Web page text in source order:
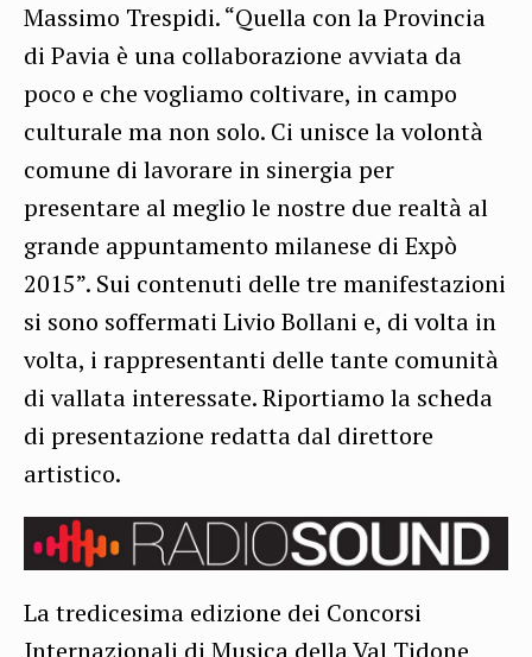
Massimo Trespidi. “Quella con la Provincia
di Pavia è una collaborazione avviata da
poco e che vogliamo coltivare, in campo
culturale ma non solo. Ci unisce la volontà
comune di lavorare in sinergia per
presentare al meglio le nostre due realtà al
grande appuntamento milanese di Expò
2015”. Sui contenuti delle tre manifestazioni
si sono soffermati Livio Bollani e, di volta in
volta, i rappresentanti delle tante comunità
di vallata interessate. Riportiamo la scheda
di presentazione redatta dal direttore
artistico.
La tredicesima edizione dei Concorsi
Internazionali di Musica della Val Tidone